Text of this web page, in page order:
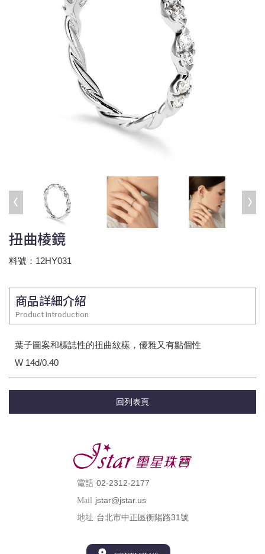
扭曲棱鏡
料號：12HY031
商品詳細介紹
Product Introduction
葉子圖案和標誌性的扭曲紋樣，優雅又有點個性
W 14d/0.40
回列表頁
電話 02-2312-2177
Mail jstar@jstar.us
地址 台北市中正區衡陽路31號